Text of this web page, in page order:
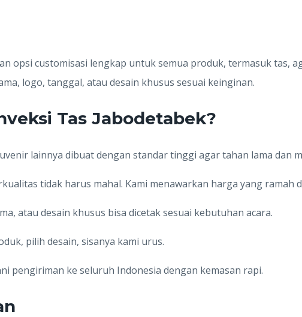
opsi customisasi lengkap untuk semua produk, termasuk tas,
logo, tanggal, atau desain khusus sesuai keinginan.
Tas Jabodetabek?
lainnya dibuat dengan standar tinggi agar tahan lama dan
tidak harus mahal. Kami menawarkan harga yang ramah
atau desain khusus bisa dicetak sesuai kebutuhan acara.
pilih desain, sisanya kami urus.
pengiriman ke seluruh Indonesia dengan kemasan rapi.